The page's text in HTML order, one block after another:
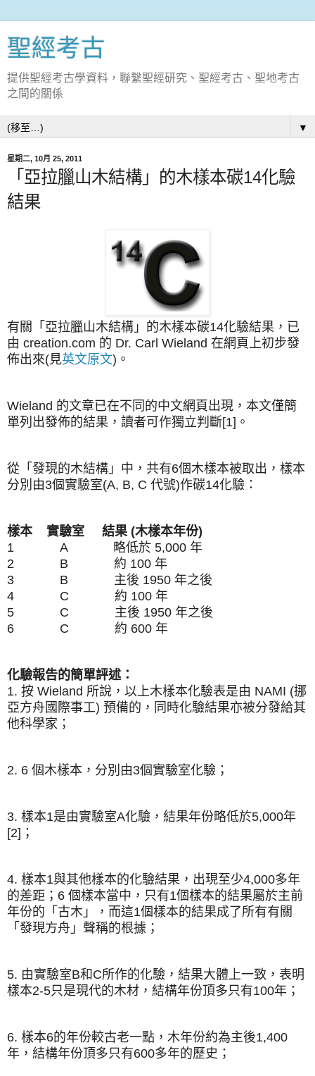
聖經考古
提供聖經考古學資料，聯繫聖經研究、聖經考古、聖地考古
之間的關係
▼
星期二, 10月 25, 2011
「亞拉臘山木結構」的木樣本碳14化驗
結果
有關「亞拉臘山木結構」的木樣本碳14化驗結果，已
由 creation.com 的 Dr. Carl Wieland 在網頁上初步發
佈出來(見英文原文)。
Wieland 的文章已在不同的中文網頁出現， 本文僅簡
單列出發佈的結果，讀者可作獨立判斷[1]。
從「發現的木結構」中，共有6個木樣本被取出，樣本
分別由3個實驗室(A, B, C 代號)作碳14化驗：
樣本 實驗室
結果 (木樣本年份)
1
A
略低於 5,000 年
2
B
約 100 年
3
B
          主後
1950 年之後
4
C
約 100 年
5
C
          主後
1950 年之後
6
C 約 600 年
化驗報告的簡單評述：
1. 按 Wieland 所說，以上木樣本化驗表是由 NAMI (挪
亞方舟國際事工) 預備的，同時化驗結果亦被分發給其
他科學家；
2. 6 個木樣本，分別由3個實驗室化驗；
3. 樣本1是由實驗室A化驗，結果年份略低於5,000年
[2]；
4. 樣本1與其他樣本的化驗結果，出現至少4,000多年
的差距；6 個樣本當中，只有1個樣本的結果屬於主前
年份的「古木」，而這1個樣本的結果成了所有有關
「發現方舟」聲稱的根據；
5. 由實驗室B和C所作的化驗，結果大體上一致，表明
樣本2-5只是現代的木材，結構年份頂多只有100年；
6. 樣本6的年份較古老一點，木年份約為主後1,400
年，結構年份頂多只有600多年的歷史；